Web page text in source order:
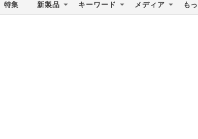
特集 新製品 キーワード メディア も